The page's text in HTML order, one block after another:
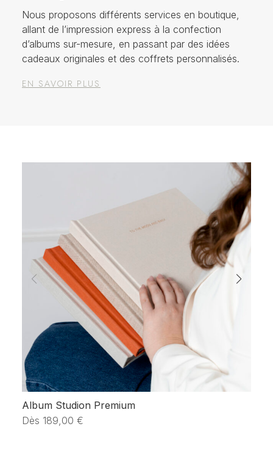
Nous proposons différents services en boutique,
allant de l’impression express à la confection
d’albums sur-mesure, en passant par des idées
cadeaux originales et des coffrets personnalisés.
EN SAVOIR PLUS
Album Studion Premium
Dès 189,00 €